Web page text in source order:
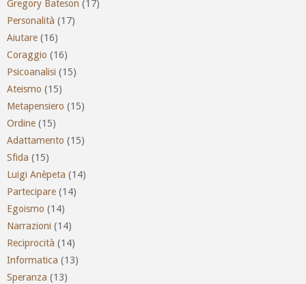
Gregory Bateson (17)
Personalità (17)
Aiutare (16)
Coraggio (16)
Psicoanalisi (15)
Ateismo (15)
Metapensiero (15)
Ordine (15)
Adattamento (15)
Sfida (15)
Luigi Anèpeta (14)
Partecipare (14)
Egoismo (14)
Narrazioni (14)
Reciprocità (14)
Informatica (13)
Speranza (13)